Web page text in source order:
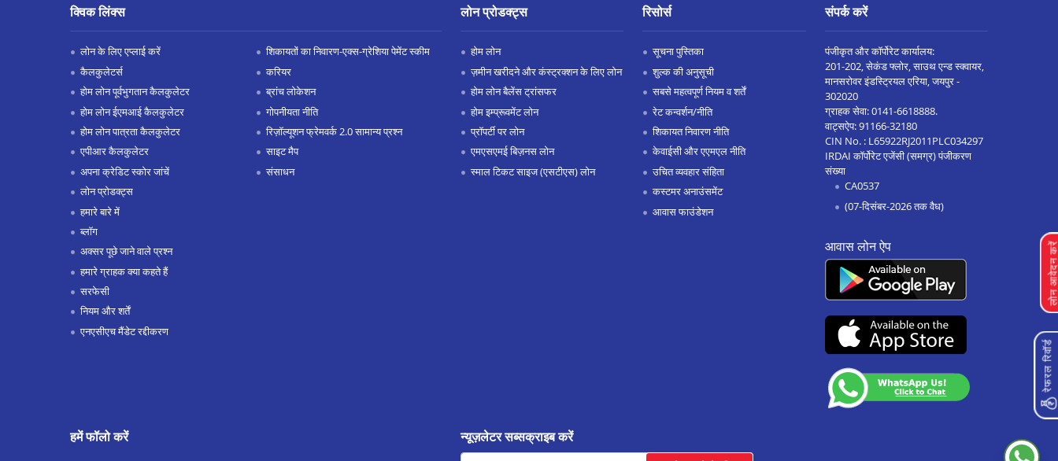
लोन
रेफरल रिवॉर्ड
क्विक लिंक्स
लोन के लिए एप्लाई करें
कैलकुलेटर्स
होम लोन पूर्वभुगतान कैलकुलेटर
होम लोन ईएमआई कैलकुलेटर
होम लोन पात्रता कैलकुलेटर
एपीआर कैलकुलेटर
अपना क्रेडिट स्कोर जांचें
लोन प्रोडक्ट्स
हमारे बारे में
ब्लॉग
अक्सर पूछे जाने वाले प्रश्न
हमारे ग्राहक क्या कहते हैं
सरफेसी
नियम और शर्तें
एनएसीएच मैंडेट रद्दीकरण
शिकायतों का निवारण-एक्स-ग्रेशिया पेमेंट स्कीम
करियर
ब्रांच लोकेशन
गोपनीयता नीति
रिज़ॉल्यूशन फ्रेमवर्क 2.0 सामान्य प्रश्न
साइट मैप
संसाधन
लोन प्रोडक्ट्स
होम लोन
ज़मीन खरीदने और कंस्ट्रक्शन के लिए लोन
होम लोन बैलेंस ट्रांसफर
होम इम्प्रूवमेंट लोन
प्रॉपर्टी पर लोन
एमएसएमई बिज़नस लोन
स्माल टिकट साइज (एसटीएस) लोन
रिसोर्स
सूचना पुस्तिका
शुल्क की अनुसूची
सबसे महत्वपूर्ण नियम व शर्तें
रेट कन्वर्शन/नीति
शिकायत निवारण नीति
केवाईसी और एएमएल नीति
उचित व्यवहार संहिता
कस्टमर अनाउंसमेंट
आवास फाउंडेशन
संपर्क करें
पंजीकृत और कॉर्पोरेट कार्यालय:
201-202, सेकंड फ्लोर, साउथ एन्ड स्क्वायर,
मानसरोवर इंडस्ट्रियल एरिया, जयपुर -
302020
ग्राहक सेवा:0141-6618888.
वाट्सऐप:91166-32180
CIN No. : L65922RJ2011PLC034297
IRDAI कॉर्पोरेट एजेंसी (समग्र) पंजीकरण
संख्या
CA0537
(07-दिसंबर-2026 तक वैध)
आवास लोन ऐप
हमें फॉलो करें
न्यूज़लेटर सब्सक्राइब करें